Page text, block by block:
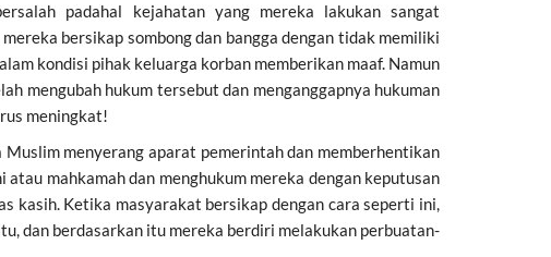
padahal kejahatan yang mereka lakukan sangat
bersikap sombong dan bangga dengan tidak memiliki
kondisi pihak keluarga korban memberikan maaf. Namun
mengubah hukum tersebut dan menganggapnya hukuman
meningkat!
menyerang aparat pemerintah dan memberhentikan
mahkamah dan menghukum mereka dengan keputusan
kasih. Ketika masyarakat bersikap dengan cara seperti ini,
dan berdasarkan itu mereka berdiri melakukan perbuatan-